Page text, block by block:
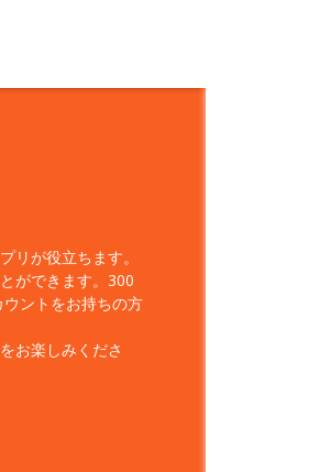
リが役立ちます。
ができます。300
ウントをお持ちの方
お楽しみくださ